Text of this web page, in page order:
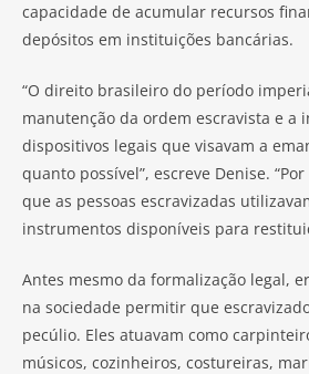
capacidade de acumular recursos
depósitos em instituições bancárias.
“O direito brasileiro do período
manutenção da ordem escravista e a
dispositivos legais que visavam a
quanto possível”, escreve Denise.
que as pessoas escravizadas
instrumentos disponíveis para
Antes mesmo da formalização legal,
na sociedade permitir que
pecúlio. Eles atuavam como
músicos, cozinheiros, costureiras,